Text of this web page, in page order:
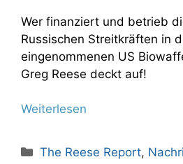
Wer finanziert und betrieb
Russischen Streitkräften in
eingenommenen US
Greg Reese deckt auf!
Weiterlesen
Kategorien
The Reese Report,